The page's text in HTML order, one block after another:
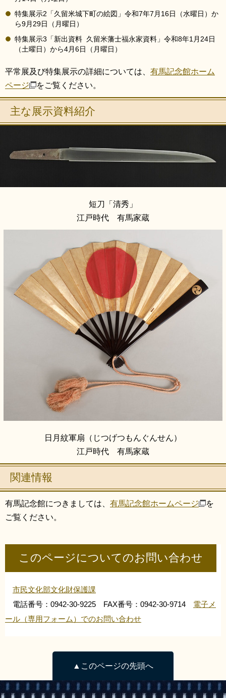
特集展示2「久留米城下町の絵図」令和7年7月16日（水曜日）か
ら9月29日（月曜日）
特集展示3「新出資料 久留米藩士福永家資料」令和8年1月24日
（土曜日）から4月6日（月曜日）
平常展及び特集展示の詳細については、 有馬記念館ホーム
ページ
をご覧ください。
主な展示資料紹介
短刀「清秀」
江戸時代 有馬家蔵
日月紋軍扇（じつげつもんぐんせん）
江戸時代 有馬家蔵
関連情報
有馬記念館につきましては、 有馬記念館ホームページ
を
ご覧ください。
このページについてのお問い合わせ
市民文化部文化財保護課
電話番号：0942-30-9225 FAX番号：0942-30-9714 電子メ
ール（専用フォーム）でのお問い合わせ
▲このページの先頭へ